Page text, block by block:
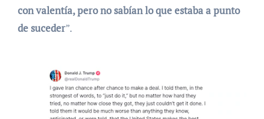
con valentía, pero no sabían lo que estaba a punto
de suceder”.